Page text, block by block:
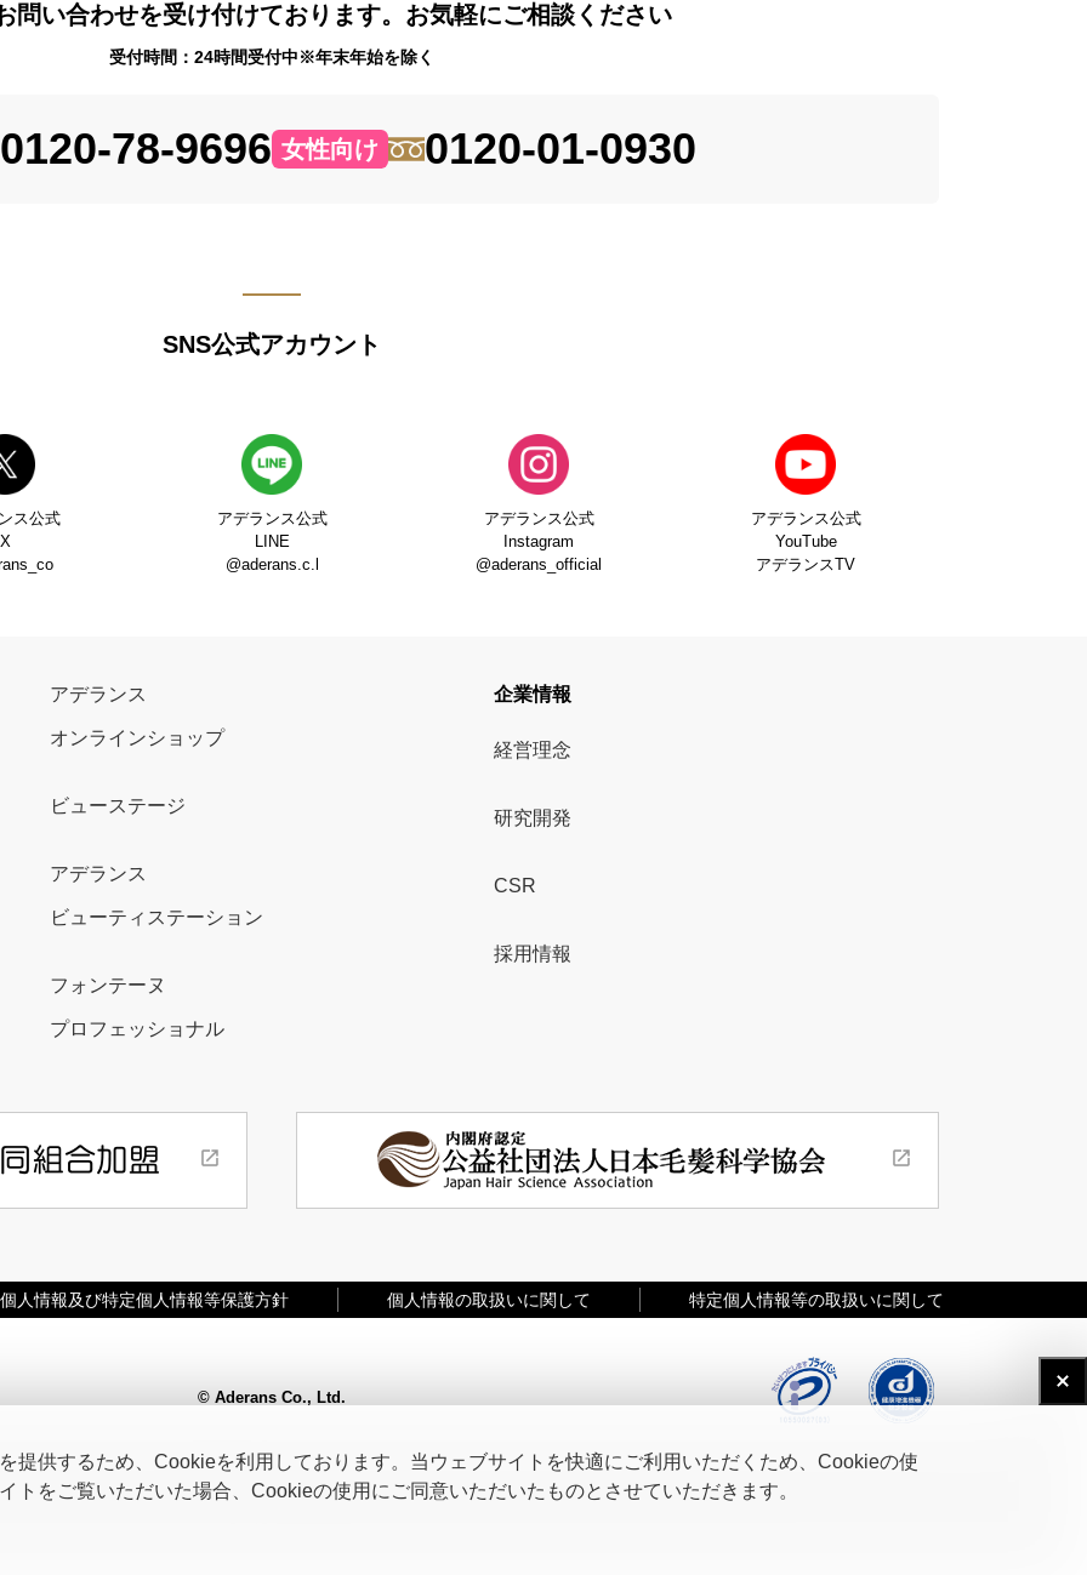
問い合わせを受け付けております。お気軽にご相談ください
受付時間：24時間受付中※年末年始を除く
0120-78-9696 女性向け 0120-01-0930
SNS公式アカウント
ス公式
X
アデランス公式
LINE
@aderans.c.l
アデランス公式
Instagram
@aderans_official
アデランス公式
YouTube
アデランスTV
アデランス
オンラインショップ
ビューステージ
アデランス
ビューティステーション
フォンテーヌ
プロフェッショナル
企業情報
経営理念
研究開発
CSR
採用情報
個人情報及び特定個人情報等保護方針 個人情報の取扱いに関して 特定個人情報等の取扱いに関して
© Aderans Co., Ltd.
提供するため、Cookieを利用しております。当ウェブサイトを快適にご利用いただくため、Cookieの使
トをご覧いただいた場合、Cookieの使用にご同意いただいたものとさせていただきます。